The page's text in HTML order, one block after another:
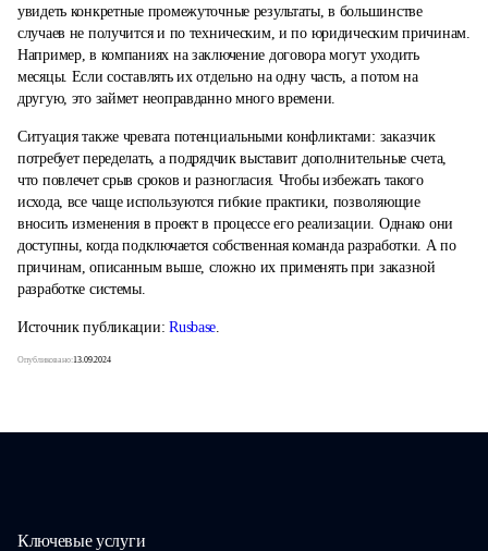
увидеть конкретные промежуточные результаты, в большинстве
случаев не получится и по техническим, и по юридическим причинам.
Например, в компаниях на заключение договора могут уходить
месяцы. Если составлять их отдельно на одну часть, а потом на
другую, это займет неоправданно много времени.
Ситуация также чревата потенциальными конфликтами: заказчик
потребует переделать, а подрядчик выставит дополнительные счета,
что повлечет срыв сроков и разногласия. Чтобы избежать такого
исхода, все чаще используются гибкие практики, позволяющие
вносить изменения в проект в процессе его реализации. Однако они
доступны, когда подключается собственная команда разработки. А по
причинам, описанным выше, сложно их применять при заказной
разработке системы.
Источник публикации: Rusbase
Опубликовано:13.09.2024
Ключевые услуги